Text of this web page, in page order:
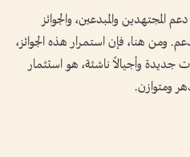
المجتهدين والمبدعين، والجوائز
ومن هنا، فإن استمرار هذه الجوائز،
جديدة وأجيالاً ناشئة، هو استثمار
ومتوازن.